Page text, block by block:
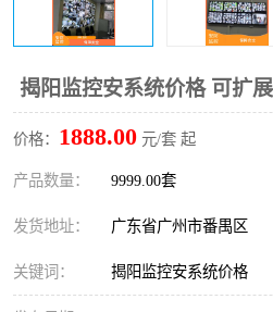
揭阳监控安系统价格 可扩
价格： 1888.00 元/套 起
产品数量： 9999.00套
发货地址： 广东省广州市番禺区
关键词： 揭阳监控安系统价格